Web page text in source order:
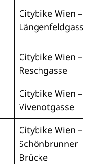
Citybike Wien –
Längenfeldgasse
Citybike Wien –
Reschgasse
Citybike Wien –
Vivenotgasse
Citybike Wien –
Schönbrunner
Brücke